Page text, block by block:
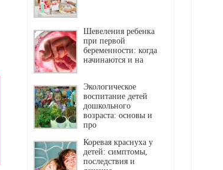
Шевеления ребенка
при первой
беременности: когда
начинаются и на
Экологическое
воспитание детей
дошкольного
возраста: основы и
про
Коревая краснуха у
детей: симптомы,
последствия и